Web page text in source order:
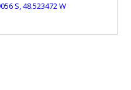
S, 48.523472 W